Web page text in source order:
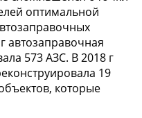
оптимальной
автозаправочная
573 АЗС. В 2018 г
19
которые